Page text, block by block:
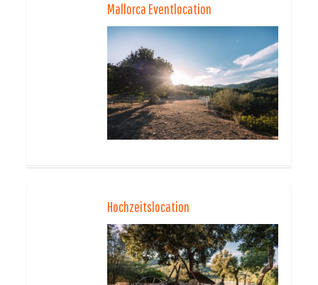
Mallorca Eventlocation
Hochzeitslocation